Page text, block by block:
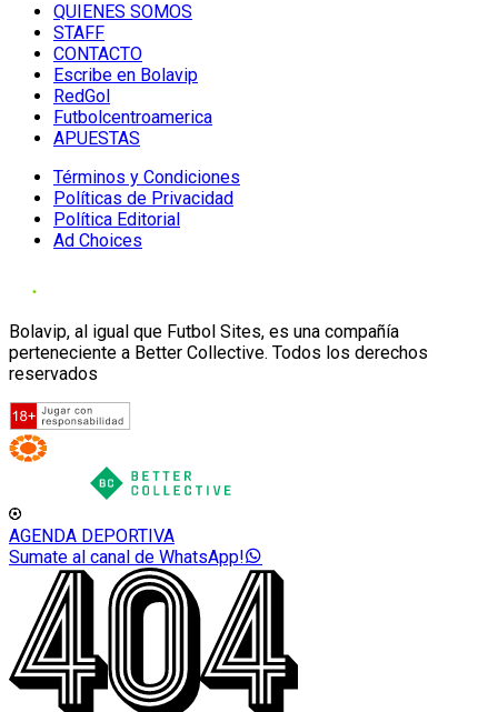
QUIENES SOMOS
STAFF
CONTACTO
Escribe en Bolavip
RedGol
Futbolcentroamerica
APUESTAS
Términos y Condiciones
Políticas de Privacidad
Política Editorial
Ad Choices
Bolavip, al igual que Futbol Sites, es una compañía
perteneciente a Better Collective. Todos los derechos
reservados
AGENDA DEPORTIVA
Sumate al canal de WhatsApp!